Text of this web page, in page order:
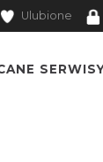
Ulubione